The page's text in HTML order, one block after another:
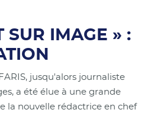
SUR IMAGE » :
jusqu'alors journaliste
a été élue à une grande
la nouvelle rédactrice en chef